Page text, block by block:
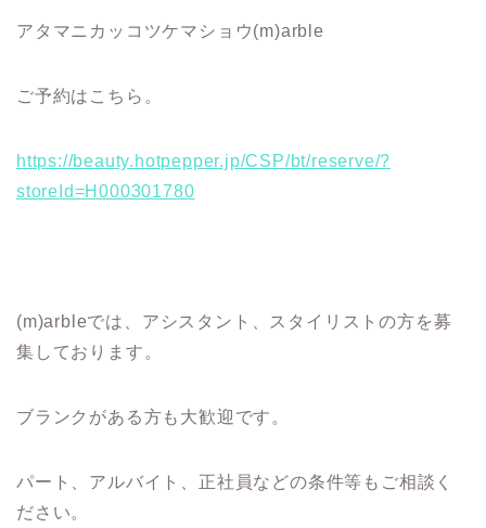
アタマニカッコツケマショウ(m)arble
ご予約はこちら。
https://beauty.hotpepper.jp/CSP/bt/reserve/?
storeId=H000301780
(m)arbleでは、アシスタント、スタイリストの方を募
集しております。
ブランクがある方も大歓迎です。
パート、アルバイト、正社員などの条件等もご相談く
ださい。